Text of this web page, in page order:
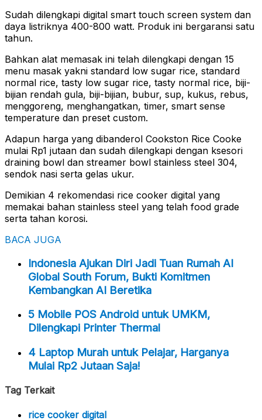
Sudah dilengkapi digital smart touch screen system dan
daya listriknya 400-800 watt. Produk ini bergaransi satu
tahun.
Bahkan alat memasak ini telah dilengkapi dengan 15
menu masak yakni standard low sugar rice, standard
normal rice, tasty low sugar rice, tasty normal rice, biji-
bijian rendah gula, biji-bijian, bubur, sup, kukus, rebus,
menggoreng, menghangatkan, timer, smart sense
temperature dan preset custom.
Adapun harga yang dibanderol Cookston Rice Cooke
mulai Rp1 jutaan dan sudah dilengkapi dengan ksesori
draining bowl dan streamer bowl stainless steel 304,
sendok nasi serta gelas ukur.
Demikian 4 rekomendasi rice cooker digital yang
memakai bahan stainless steel yang telah food grade
serta tahan korosi.
BACA JUGA
Indonesia Ajukan Diri Jadi Tuan Rumah AI
Global South Forum, Bukti Komitmen
Kembangkan AI Beretika
5 Mobile POS Android untuk UMKM,
Dilengkapi Printer Thermal
4 Laptop Murah untuk Pelajar, Harganya
Mulai Rp2 Jutaan Saja!
Tag Terkait
rice cooker digital